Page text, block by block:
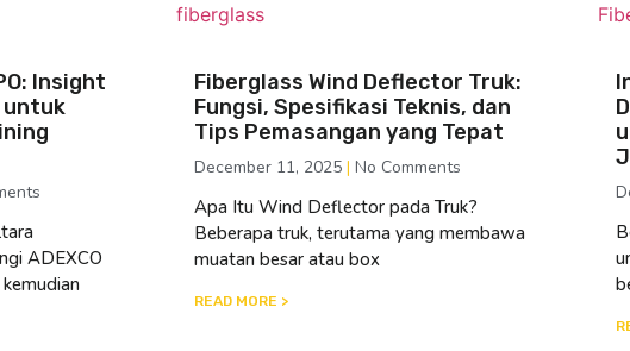
Insight
untuk
ADEXCO
Fiberglass Wind Deflector Truk:
Fungsi, Spesifikasi Teknis, dan
Tips Pemasangan yang Tepat
December 11, 2025 No Comments
Apa Itu Wind Deflector pada Truk?
Beberapa truk, terutama yang membawa
muatan besar atau box
READ MORE >